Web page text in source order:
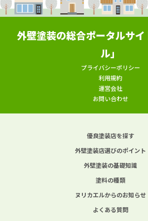
外壁塗装の総合ポータルサ
ル」
プライバシーポリシー
利用規約
運営会社
お問い合わせ
優良塗装店を探す
外壁塗装店選びのポイント
外壁塗装の基礎知識
塗料の種類
ヌリカエルからのお知らせ
よくある質問